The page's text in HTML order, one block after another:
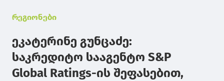
რეგიონები
ეკატერინე გუნცაძე:
საკრედიტო სააგენტო S&P
Global Ratings-ის შეფასებით,